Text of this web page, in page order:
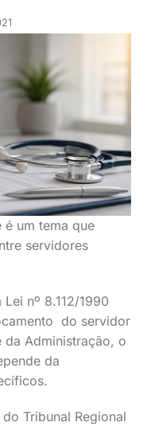
um tema que
servidores
nº 8.112/1990
do servidor
da Administração, o
da
Tribunal Regional